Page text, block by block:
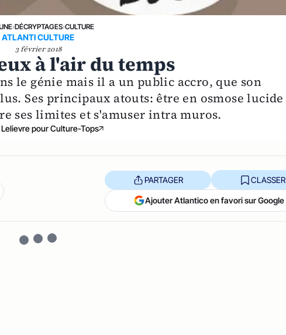
›DÉCRYPTAGES›CULTURE
ATLANTI CULTURE
3 février 2018
à l'air du temps
le génie mais il a un public accro, que son
Ses principaux atouts: être en osmose lucide
ses limites et s'amuser intra muros.
Lelievre pour Culture-Tops
PARTAGER CLASSER
Ajouter Atlantico en favori sur Google